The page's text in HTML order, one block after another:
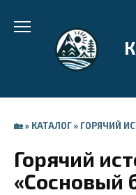
содержанию
🏡» КАТАЛОГ» ГОРЯЧИЙ
Горячий
«Сосновый